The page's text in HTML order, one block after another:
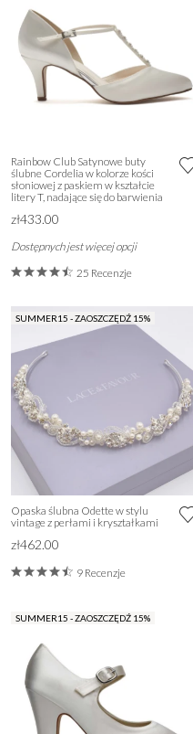
Rainbow Club Satynowe buty
ślubne Cordelia w kolorze kości
słoniowej z paskiem w kształcie
litery T, nadające się do barwienia
zł433.00
Dostępnych jest więcej opcji
25 Recenzje
SUMMER15 - ZAOSZCZĘDŹ 15%
Opaska ślubna Odette w stylu
vintage z perłami i kryształkami
zł462.00
9 Recenzje
SUMMER15 - ZAOSZCZĘDŹ 15%